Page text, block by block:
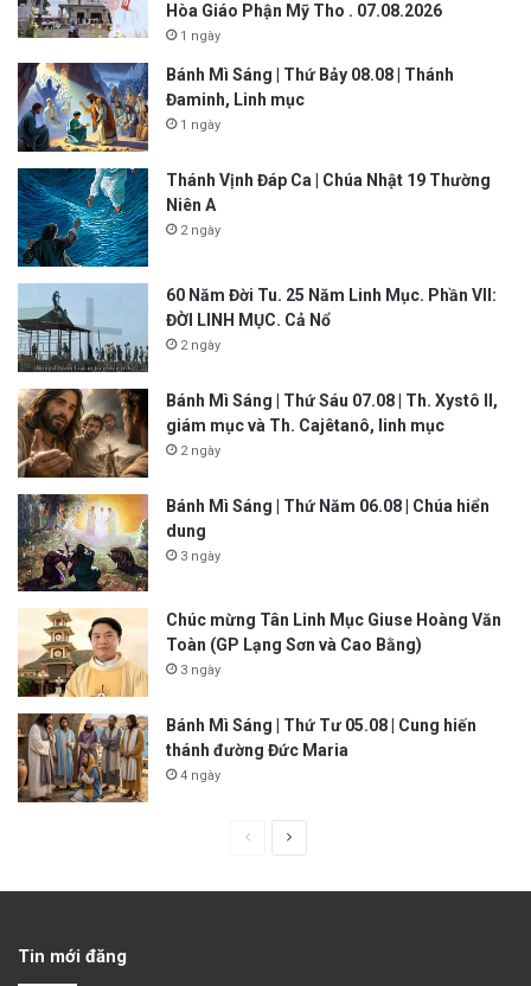
Hòa Giáo Phận Mỹ Tho . 07.08.2026
1 ngày
Bánh Mì Sáng | Thứ Bảy 08.08 | Thánh
Đaminh, Linh mục
1 ngày
Thánh Vịnh Đáp Ca | Chúa Nhật 19 Thường
Niên A
2 ngày
60 Năm Đời Tu. 25 Năm Linh Mục. Phần VII:
ĐỜI LINH MỤC. Cả Nổ
2 ngày
Bánh Mì Sáng | Thứ Sáu 07.08 | Th. Xystô II,
giám mục và Th. Cajêtanô, linh mục
2 ngày
Bánh Mì Sáng | Thứ Năm 06.08 | Chúa hiển
dung
3 ngày
Chúc mừng Tân Linh Mục Giuse Hoàng Văn
Toàn (GP Lạng Sơn và Cao Bằng)
3 ngày
Bánh Mì Sáng | Thứ Tư 05.08 | Cung hiến
thánh đường Đức Maria
4 ngày
Tin mới đăng